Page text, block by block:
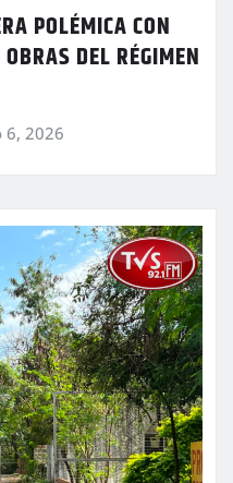
POLÉMICA CON
DEL RÉGIMEN
6, 2026